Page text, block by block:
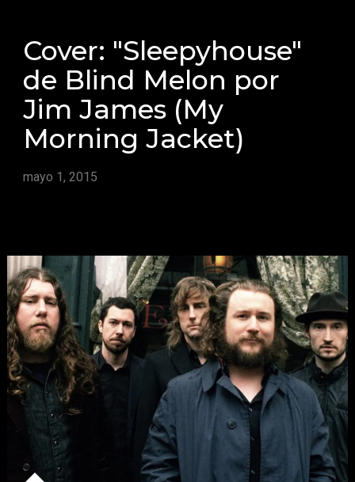
Cover: "Sleepyhouse"
de Blind Melon por
Jim James (My
Morning Jacket)
mayo 1, 2015